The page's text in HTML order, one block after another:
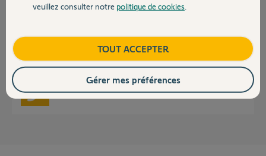
Contact
Je vous confirme avoir transferer l'intégralité de votre box TV2 vers
Bonne journée
Nicolas F. il y a presque 2 ans
veuillez consulter notre politique de cookies
TOUT ACCEPTER
Gérer mes préférences